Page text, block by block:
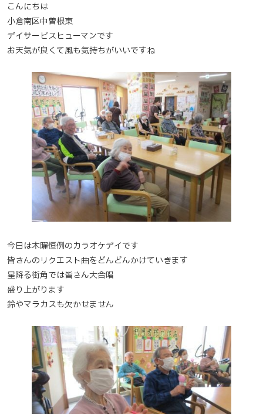
こんにちは
小倉南区中曽根東
デイサービスヒューマンです
お天気が良くて風も気持ちがいいですね
今日は木曜恒例のカラオケデイです
皆さんのリクエスト曲をどんどんかけていきます
星降る街角では皆さん大合唱
盛り上がります
鈴やマラカスも欠かせません